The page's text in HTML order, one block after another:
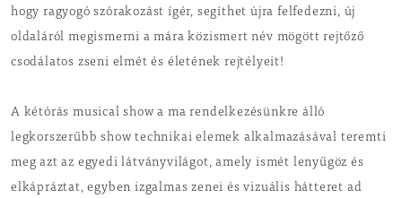
hogy ragyogó szórakozást ígér, segíthet újra felfedezni, új
oldaláról megismerni a mára közismert név mögött rejtőző
csodálatos zseni elmét és életének rejtélyeit!
A kétórás musical show a ma rendelkezésünkre álló
legkorszerűbb show technikai elemek alkalmazásával teremti
meg azt az egyedi látványvilágot, amely ismét lenyűgöz és
elkápráztat, egyben izgalmas zenei és vizuális hátteret ad